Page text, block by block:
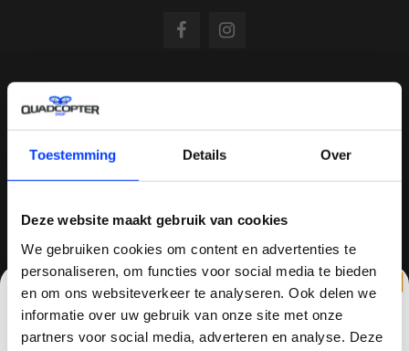
Toestemming Details Over
Deze website maakt gebruik van cookies
We gebruiken cookies om content en advertenties te
personaliseren, om functies voor social media te bieden
en om ons websiteverkeer te analyseren. Ook delen we
informatie over uw gebruik van onze site met onze
partners voor social media, adverteren en analyse. Deze
REVIEWS
8.6 / 10 810 reviews
QUADCOPTER-SHOP.NL
Sinds 2014 is quadcopter-shop een bekende
speler op het gebied van drones, quadcopters,
multicopters (het beestje hoeft maar een naam